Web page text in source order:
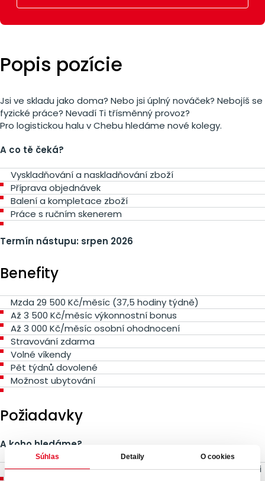
Súhlas Detaily O cookies
Popis pozície
Jsi ve skladu jako doma? Nebo jsi úplný nováček? Nebojíš se
fyzické práce? Nevadí Ti třísměnný provoz?
Pro logistickou halu v Chebu hledáme nové kolegy.
A co tě čeká?
Vyskladňování a naskladňování zboží
Příprava objednávek
Balení a kompletace zboží
Práce s ručním skenerem
Termín nástupu: srpen 2026
Benefity
Mzda 29 500 Kč/měsíc (37,5 hodiny týdně)
Až 3 500 Kč/měsíc výkonnostní bonus
Až 3 000 Kč/měsíc osobní ohodnocení
Stravování zdarma
Volné víkendy
Pět týdnů dovolené
Možnost ubytování
Požiadavky
A koho hledáme?
Spolehlivé kolegy, kteří se nebojí práce na směny (muže i